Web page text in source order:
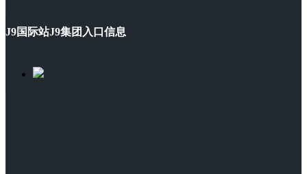
J9国际站J9集团入口信息